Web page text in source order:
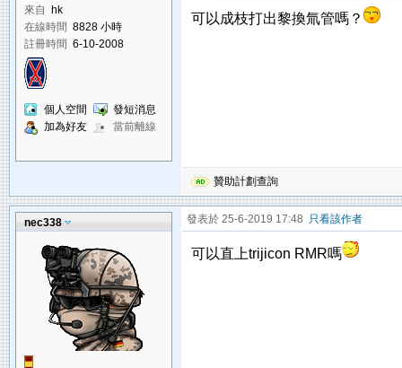
來自 hk
在線時間 8828 小時
註冊時間 6-10-2008
個人空間
發短消息
加為好友
當前離線
可以成枝打出黎換氚管嗎？
贊助計劃查詢
nec338 發表於 25-6-2019 17:48 只看該作者
可以直上trijicon RMR嗎